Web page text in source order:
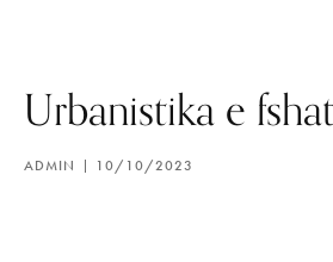
Urbanistika e
ADMIN 10/10/2023